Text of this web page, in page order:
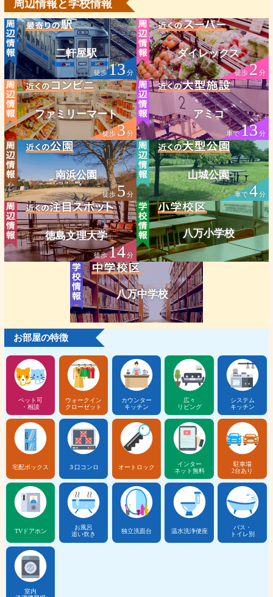
周辺情報と学校情報
二軒屋駅
徒歩13 分
ダイレックス
徒歩2分
ファミリーマート
徒歩3分
アミコ
車で13分
南浜公園
徒歩5 分
山城公園
車で4分
徳島文理大学
徒歩14分
八万小学校
八万中学校
お部屋の特徴
ペット可
・相談
ウォークイン
クローゼット
カウンター
キッチン
広々
リビング
システム
キッチン
宅配ボックス ３口コンロ オートロック
インター
ネット無料
駐車場
2台あり
TVドアホン
お風呂
追い炊き
独立洗面台 温水洗浄便座
バス・
トイレ別
室内